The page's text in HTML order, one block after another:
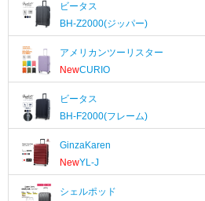
ビータス
BH-Z2000(ジッパー)
アメリカンツーリスター
NewCURIO
ビータス
BH-F2000(フレーム)
GinzaKaren
NewYL-J
シェルポッド